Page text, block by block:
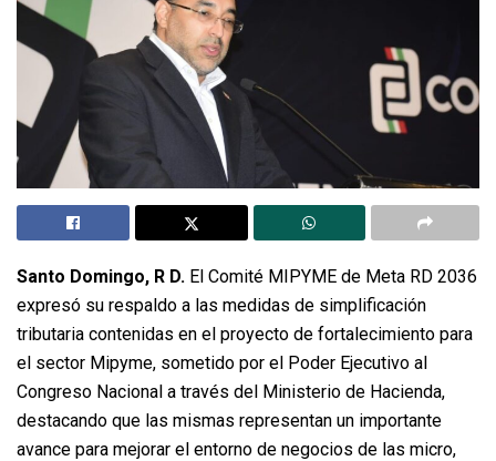
Santo Domingo, R D. El Comité MIPYME de Meta RD 2036
expresó su respaldo a las medidas de simplificación
tributaria contenidas en el proyecto de fortalecimiento para
el sector Mipyme, sometido por el Poder Ejecutivo al
Congreso Nacional a través del Ministerio de Hacienda,
destacando que las mismas representan un importante
avance para mejorar el entorno de negocios de las micro,